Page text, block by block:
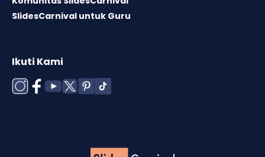
SlidesCarnival untuk Guru
Ikuti Kami